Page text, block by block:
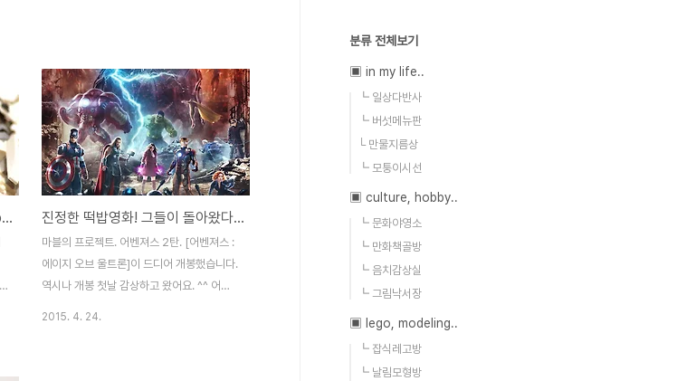
2015 브릭코리아 컨벤션 (BricKorea Convention) - 현대백화점 판교 레고 전시회 진정한 떡밥영화! 그들이 돌아왔다! - 어벤져스 : 에이지 오브 울트론
마블의 프로젝트. 어벤져스 2탄. [어벤져스 :
에이지 오브 울트론]이 드디어 개봉했습니다.
역시나 개봉 첫날 감상하고 왔어요. ^^ 어째
2015. 4. 24.
분류 전체보기
▣ in my life..
┗ 일상다반사
┗ 버섯메뉴판
└ 만물지름상
┗ 모퉁이시선
▣ culture, hobby..
┗ 문화야영소
┗ 만화책골방
┗ 음치감상실
┗ 그림낙서장
▣ lego, modeling..
┗ 잡식레고방
┗ 날림모형방